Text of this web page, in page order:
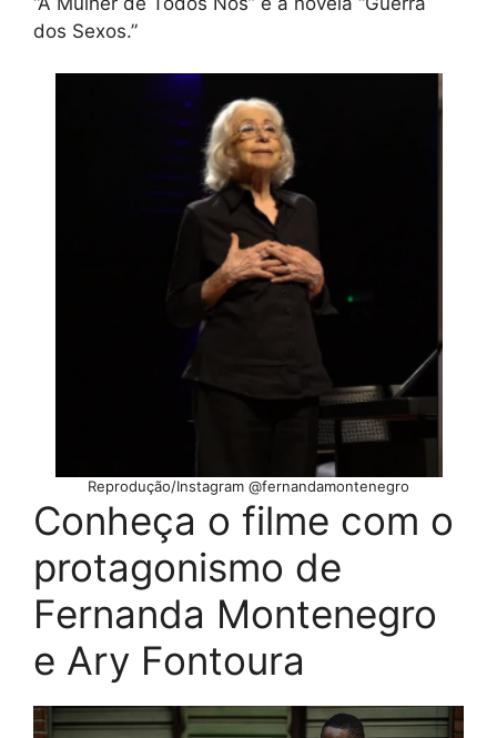
dos Sexos.”
Reprodução/Instagram @fernandamontenegro
Conheça o filme com o
protagonismo de
Fernanda Montenegro
e Ary Fontoura